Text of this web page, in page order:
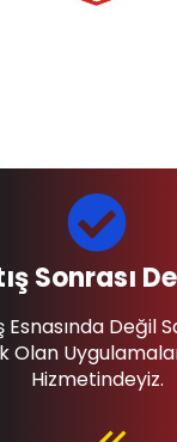
Sonrası
Esnasında Değil
Olan
Hizmetindeyiz.